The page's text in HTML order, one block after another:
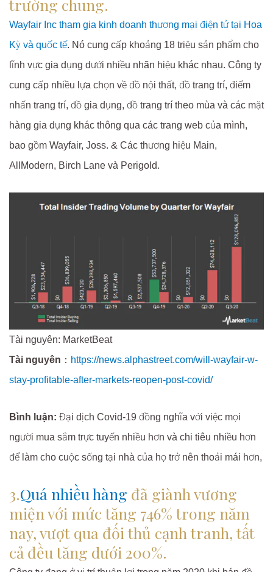
trường chung.
Wayfair Inc tham gia kinh doanh thương mại điện tử tại Hoa
Kỳ và quốc tế. Nó cung cấp khoảng 18 triệu sản phẩm cho
lĩnh vực gia dụng dưới nhiều nhãn hiệu khác nhau. Công ty
cung cấp nhiều lựa chọn về đồ nội thất, đồ trang trí, điểm
nhấn trang trí, đồ gia dụng, đồ trang trí theo mùa và các mặt
hàng gia dụng khác thông qua các trang web của mình,
bao gồm Wayfair, Joss. & Các thương hiệu Main,
AllModern, Birch Lane và Perigold.
Tài nguyên: MarketBeat
Tài nguyên ： https://news.alphastreet.com/will-wayfair-w-
stay-profitable-after-markets-reopen-post-covid/
Bình luận: Đại dịch Covid-19 đồng nghĩa với việc mọi
người mua sắm trực tuyến nhiều hơn và chi tiêu nhiều hơn
để làm cho cuộc sống tại nhà của họ trở nên thoải mái hơn,
3.Quá nhiều hàng đã giành vương
miện với mức tăng 746% trong năm
nay, vượt qua đối thủ cạnh tranh, tất
cả đều tăng dưới 200%.